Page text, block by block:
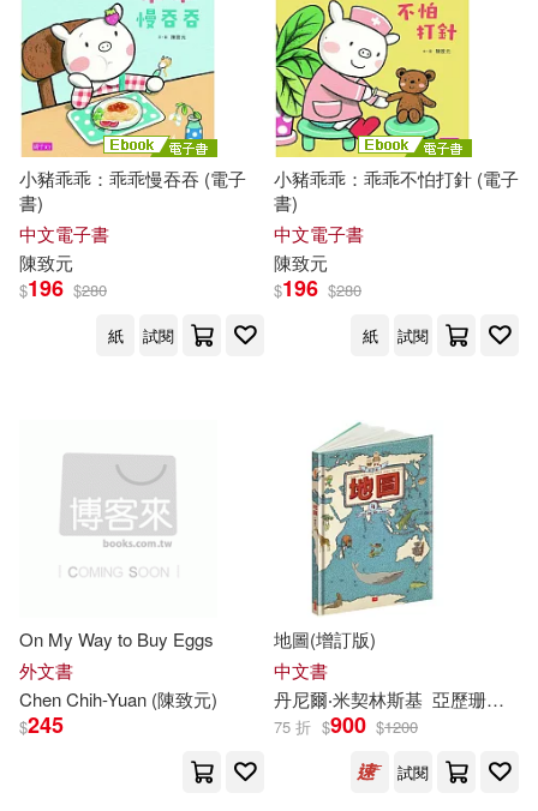
小豬乖乖：乖乖慢吞吞 (電子
書)
中文電子書
陳致元
$196 $280
紙
試閱
小豬乖乖：乖乖不怕打針 (電子
書)
中文電子書
陳致元
$196 $280
紙
試閱
On My Way to Buy Eggs
外文書
Chen Chih-Yuan (陳致元)
$245
地圖(增訂版)
中文書
丹尼爾‧米契林斯基 亞歷珊卓‧米契林斯卡
75 折 $900 $1200
試閱